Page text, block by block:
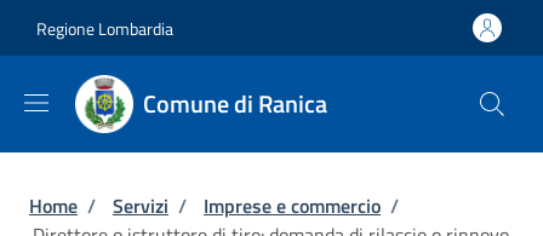
Regione Lombardia
Comune di Ranica
Briciole di pane
Home / Servizi / Imprese e commercio /